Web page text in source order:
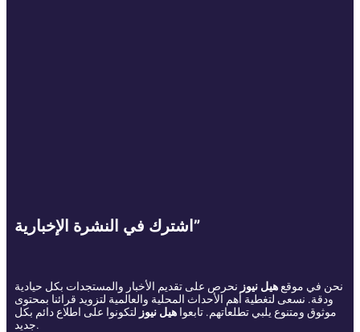
اشترك في النشرة الإخبارية”
نحن في موقع هيل نيوز نحرص على تقديم الأخبار والمستجدات بكل حيادية
ودقة. نسعى لتغطية أهم الأحداث المحلية والعالمية لتزويد قرائنا بمحتوى
موثوق ومتنوع يلبي تطلعاتهم. تابعوا هيل نيوز لتكونوا على اطلاع دائم بكل
جديد.